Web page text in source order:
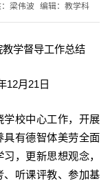
：梁伟波 编辑：教学科
学督导工作总结
月21日
学校中心工作，开展
具有德智体美劳全面
，更新思想观念，
、听课评教、参加基